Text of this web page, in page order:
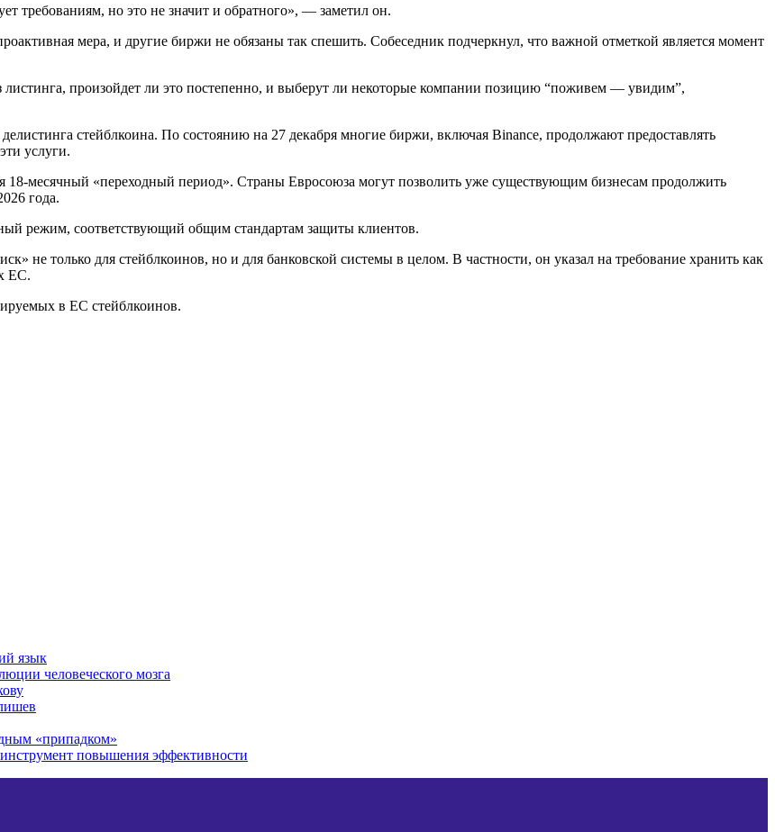
требованиям, но это не значит и обратного», — заметил он.
мера, и другие биржи не обязаны так спешить. Собеседник подчеркнул, что важной отметкой является момент
произойдет ли это постепенно, и выберут ли некоторые компании позицию “поживем — увидим”,
стейблкоина. По состоянию на 27 декабря многие биржи, включая Binance, продолжают предоставлять
услуги.
18-месячный «переходный период». Страны Евросоюза могут позволить уже существующим бизнесам продолжить
года.
режим, соответствующий общим стандартам защиты клиентов.
не только для стейблкоинов, но и для банковской системы в целом. В частности, он указал на требование хранить как
ЕС.
в ЕС стейблкоинов.
язык
человеческого мозга
«припадком»
повышения эффективности